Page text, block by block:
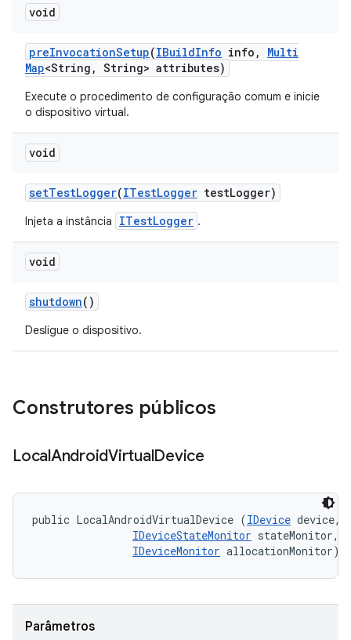
void
preInvocationSetup(IBuildInfo info ,
Multi
Map<String , String> attributes)
Execute o procedimento de configuração comum e inicie
o dispositivo virtual.
void
setTestLogger(ITestLogger testLogger)
Injeta a instância ITestLogger .
void
shutdown()
Desligue o dispositivo.
Construtores públicos
LocalAndroidVirtualDevice
public LocalAndroidVirtualDevice (IDevice device,
IDeviceStateMonitor stateMonitor,
IDeviceMonitor allocationMonitor)
Parâmetros